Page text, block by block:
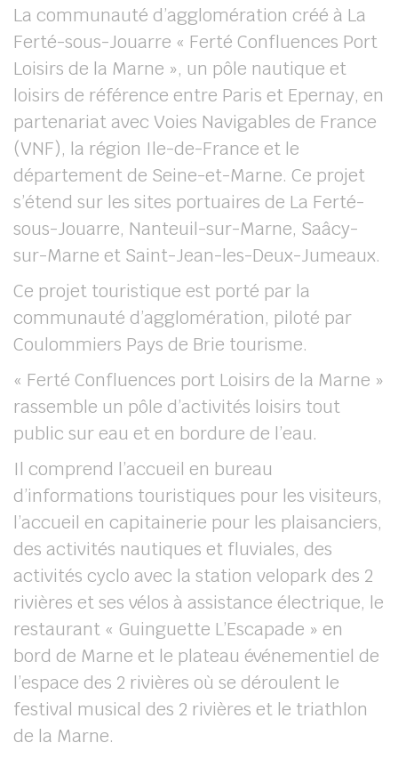
La communauté d’agglomération créé à La
Ferté-sous-Jouarre « Ferté Confluences Port
Loisirs de la Marne », un pôle nautique et
loisirs de référence entre Paris et Epernay, en
partenariat avec Voies Navigables de France
(VNF), la région Ile-de-France et le
département de Seine-et-Marne. Ce projet
s’étend sur les sites portuaires de La Ferté-
sous-Jouarre, Nanteuil-sur-Marne, Saâcy-
sur-Marne et Saint-Jean-les-Deux-Jumeaux.
Ce projet touristique est porté par la
communauté d’agglomération, piloté par
Coulommiers Pays de Brie tourisme.
« Ferté Confluences port Loisirs de la Marne »
rassemble un pôle d’activités loisirs tout
public sur eau et en bordure de l’eau.
Il comprend l’accueil en bureau
d’informations touristiques pour les visiteurs,
l’accueil en capitainerie pour les plaisanciers,
des activités nautiques et fluviales, des
activités cyclo avec la station velopark des 2
rivières et ses vélos à assistance électrique, le
restaurant « Guinguette L’Escapade » en
bord de Marne et le plateau événementiel de
l’espace des 2 rivières où se déroulent le
festival musical des 2 rivières et le triathlon
de la Marne.